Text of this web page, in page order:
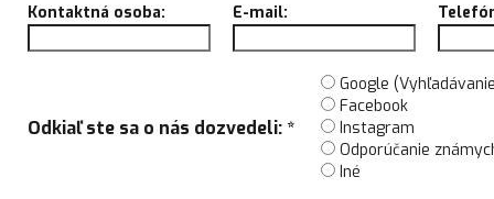
Kontaktná osoba: E-mail:
Odkiaľ ste sa o nás dozvedeli: *
Google
Facebook
Instagram
Odporúčanie
Iné